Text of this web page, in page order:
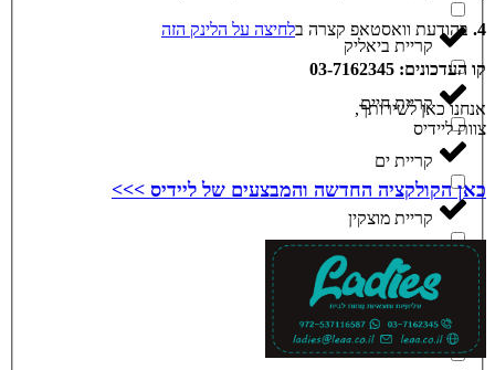
קריית ביאליק
קריית חיים
קריית ים
קריית מוצקין
קרית גת
קרית יערים
4. בהודעת וואסטאפ קצרה בלחיצה על הלינק הזה
קו העדכונים: 03-7162345
אנחנו כאן לשירותך,
צוות ליידיס
כאן הקולקציה החדשה והמבצעים של ליידיס >>>